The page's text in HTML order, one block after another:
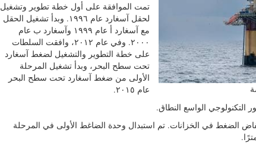
تمت الموافقة على أول خطة تطوير وتشغيل
لحقل آسغارد عام ١٩٩٦. وبدأ تشغيل الحقل
مع آسغارد أ عام ١٩٩٩ وآسغارد ب عام
٢٠٠٠. وفي عام ٢٠١٢، وافقت السلطات
على خطة التطوير والتشغيل لضغط آسغارد
تحت سطح البحر، وبدأ تشغيل المرحلة
الأولى من ضغط آسغارد تحت سطح البحر
عام ٢٠١٥.
التكنولوجي الواسع النطاق.
الضغط في الخزانات. تم استبدال وحدة الضاغط الأولى في المرحلة